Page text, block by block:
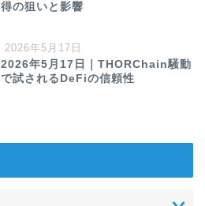
得の狙いと影響
2026年5月17日
2026年5月17日｜THORChain騒動
で試されるDeFiの信頼性